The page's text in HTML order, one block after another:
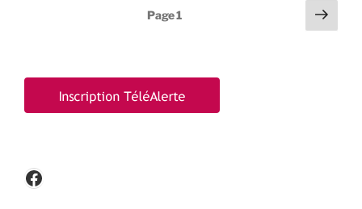
Page1
Page
Facebook